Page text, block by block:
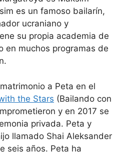
es un famoso bailarín,
ucraniano y
su propia academia de
en muchos programas de
a Peta en el
the Stars (Bailando con
y en 2017 se
privada. Peta y
llamado Shai Aleksander
seis años. Peta ha